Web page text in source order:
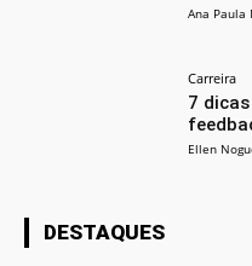
Ana Paula
Carreira
7
Ellen
DESTAQUES